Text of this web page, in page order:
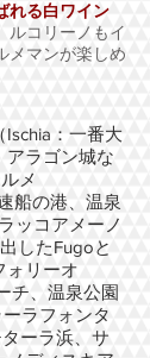
れる白ワイン
ルコリーノもイ
メマンが楽しめ
：一番大
アラゴン城な
メ
船の港、温泉
ッコアメーノ
したFugoと
ォリーオ
チ、温泉公園
ラフォンタ
ーラ浜、サ